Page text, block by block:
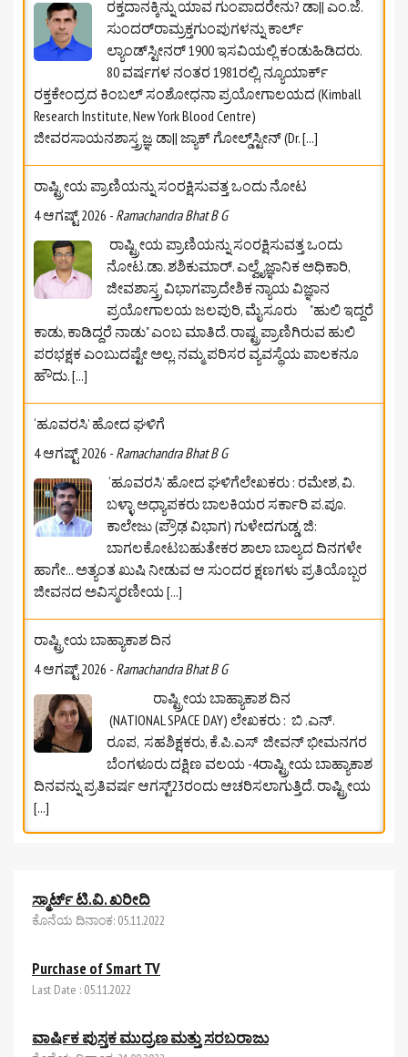
ರಕ್ತದಾನಕ್ಕಿನ್ನು ಯಾವ ಗುಂಪಾದರೇನು? ಡಾ|| ಎಂ.ಜೆ.
ಸುಂದರ್‌ರಾಮ್ರಕ್ತಗುಂಪುಗಳನ್ನು ಕಾರ್ಲ್
ಲ್ಯಾಂಡ್‌ಸ್ಟೀನರ್ 1900 ಇಸವಿಯಲ್ಲಿ ಕಂಡುಹಿಡಿದರು.
80 ವರ್ಷಗಳ ನಂತರ 1981ರಲ್ಲಿ, ನ್ಯೂಯಾರ್ಕ್
ರಕ್ತಕೇಂದ್ರದ ಕಿಂಬಲ್ ಸಂಶೋಧನಾ ಪ್ರಯೋಗಾಲಯದ (Kimball
Research Institute, New York Blood Centre)
ಜೀವರಸಾಯನಶಾಸ್ತ್ರಜ್ಞ ಡಾ|| ಜ್ಯಾಕ್ ಗೋಲ್ಡ್‌ಸ್ಟೀನ್ (Dr.[...]
ರಾಷ್ಟ್ರೀಯ ಪ್ರಾಣಿಯನ್ನು ಸಂರಕ್ಷಿಸುವತ್ತ ಒಂದು ನೋಟ
4 ಆಗಷ್ಟ್ 2026 - Ramachandra Bhat B G
ರಾಷ್ಟ್ರೀಯ ಪ್ರಾಣಿಯನ್ನು ಸಂರಕ್ಷಿಸುವತ್ತ ಒಂದು
ನೋಟ.ಡಾ. ಶಶಿಕುಮಾರ್. ಎಲ್ವೈಜ್ಞಾನಿಕ ಅಧಿಕಾರಿ,
ಜೀವಶಾಸ್ತ್ರ ವಿಭಾಗಪ್ರಾದೇಶಿಕ ನ್ಯಾಯ ವಿಜ್ಞಾನ
ಪ್ರಯೋಗಾಲಯ ಜಲಪುರಿ, ಮೈಸೂರು "ಹುಲಿ ಇದ್ದರೆ
ಕಾಡು, ಕಾಡಿದ್ದರೆ ನಾಡು" ಎಂಬ ಮಾತಿದೆ. ರಾಷ್ಟ್ರಪ್ರಾಣಿಗಿರುವ ಹುಲಿ
ಪರಭಕ್ಷಕ ಎಂಬುದಷ್ಟೇ ಅಲ್ಲ. ನಮ್ಮ ಪರಿಸರ ವ್ಯವಸ್ಥೆಯ ಪಾಲಕನೂ
ಹೌದು.[...]
‘ಹೂವರಸಿ’ ಹೋದ ಘಳಿಗೆ
4 ಆಗಷ್ಟ್ 2026 - Ramachandra Bhat B G
‘ಹೂವರಸಿ’ ಹೋದ ಘಳಿಗೆಲೇಖಕರು : ರಮೇಶ, ವಿ.
ಬಳ್ಳಾ ಅಧ್ಯಾಪಕರು ಬಾಲಕಿಯರ ಸರ್ಕಾರಿ ಪ.ಪೂ.
ಕಾಲೇಜು (ಪ್ರೌಢ ವಿಭಾಗ) ಗುಳೇದಗುಡ್ಡ, ಜಿ:
ಬಾಗಲಕೋಟ‌ಬಹುತೇಕರ ಶಾಲಾ ಬಾಲ್ಯದ ದಿನಗಳೇ
ಹಾಗೇ... ಅತ್ಯಂತ ಖುಷಿ ನೀಡುವ ಆ ಸುಂದರ ಕ್ಷಣಗಳು ಪ್ರತಿಯೊಬ್ಬರ
ಜೀವನದ ಅವಿಸ್ಮರಣೀಯ[...]
ರಾಷ್ಟ್ರೀಯ ಬಾಹ್ಯಾಕಾಶ ದಿನ
4 ಆಗಷ್ಟ್ 2026 - Ramachandra Bhat B G
ರಾಷ್ಟ್ರೀಯ ಬಾಹ್ಯಾಕಾಶ ದಿನ
(NATIONAL SPACE DAY) ಲೇಖಕರು : ಬಿ .ಎನ್.
ರೂಪ, ಸಹಶಿಕ್ಷಕರು, ಕೆ.ಪಿ.ಎಸ್‌ ಜೀವನ್‌ ಭೀಮನಗರ
ಬೆಂಗಳೂರು ದಕ್ಷಿಣ ವಲಯ -4ರಾಷ್ಟ್ರೀಯ ಬಾಹ್ಯಾಕಾಶ
ದಿನವನ್ನು ಪ್ರತಿವರ್ಷ ಆಗಸ್ಟ್23ರಂದು ಆಚರಿಸಲಾಗುತ್ತಿದೆ. ರಾಷ್ಟ್ರೀಯ
[...]
ಆಗಸ್ಟ್‌ 2026ರ ಸೈಂಟೂನ್‌ಗಳು ✍️ ಶ್ರೀಮತಿ ಜಯಶ್ರೀ
4 ಆಗಷ್ಟ್ 2026-Ramachandra Bhat B G
ಸ್ಮಾರ್ಟ್ ಟಿ.ವಿ. ಖರೀದಿ
ಕೊನೆಯ ದಿನಾಂಕ: 05.11.2022
Purchase of Smart TV
Last Date : 05.11.2022
ವಾರ್ಷಿಕ ಪುಸ್ತಕ ಮುದ್ರಣ ಮತ್ತು ಸರಬರಾಜು